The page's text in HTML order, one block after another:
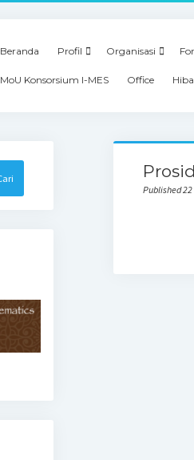
Beranda Profil Organisasi
MoU Konsorsium I-MES Office
Published